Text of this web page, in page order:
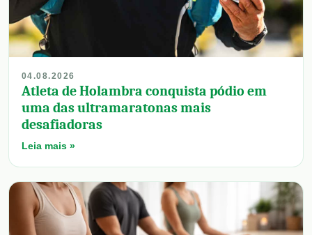
04.08.2026
Atleta de Holambra conquista pódio em
uma das ultramaratonas mais
desafiadoras
Leia mais »